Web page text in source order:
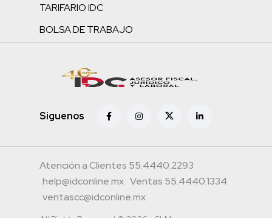
TARIFARIO IDC
BOLSA DE TRABAJO
Siguenos
Atención a Clientes 55.4440.2293
help@idconline.mx Ventas 55.4440.1334
ventascc@idconline.mx